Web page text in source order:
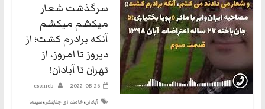
سرگذشت شعار
میکشم میکشم
آنکه برادرم کشت؛ از
دیروز تا امروز، از
تهران تا آبادان!
2022-05-26
csomeb
آبادان،خامنه ای جنایتکار،سینما